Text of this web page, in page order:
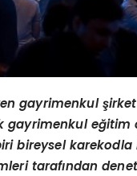
gayrimenkulş
gayrimenkul eğitim
bireysel
tarafından